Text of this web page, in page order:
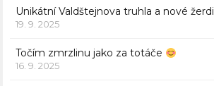
Unikátní Valdštejnova truhla a nové žerdi
19. 9. 2025
Točím zmrzlinu jako za totáče
16. 9. 2025